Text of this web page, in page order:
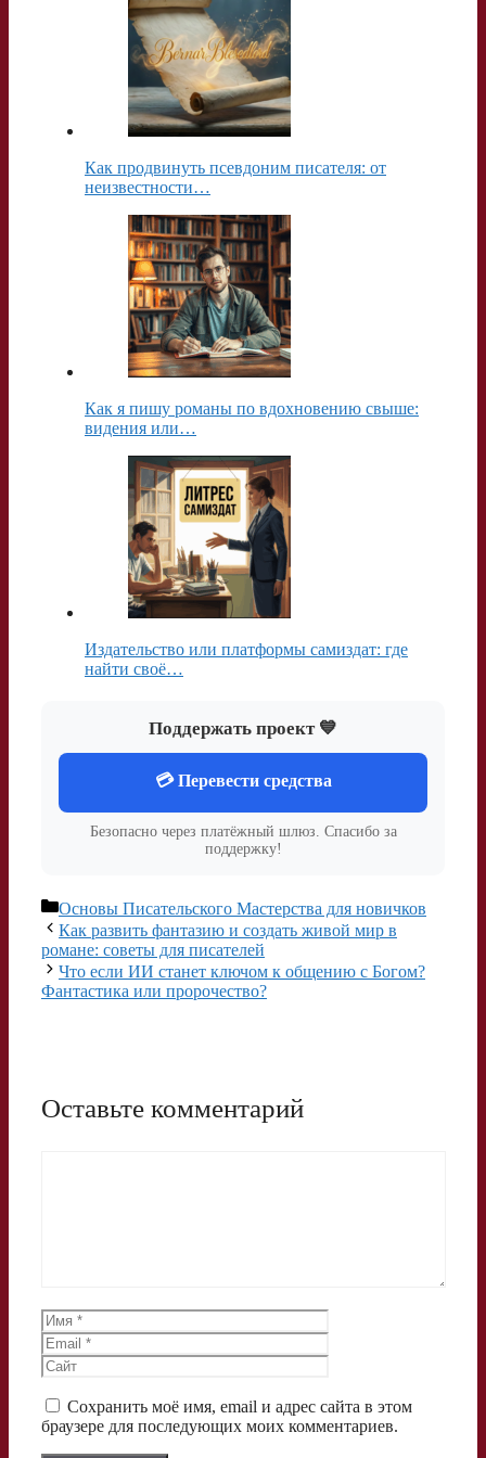
Как продвинуть псевдоним писателя: от
неизвестности…
Как я пишу романы по вдохновению свыше:
видения или…
Издательство или платформы самиздат: где
найти своё…
Поддержать проект 💙
💳 Перевести средства
Безопасно через платёжный шлюз. Спасибо за
поддержку!
Рубрики
Основы Писательского Мастерства для новичков
Как развить фантазию и создать живой мир в
романе: советы для писателей
Что если ИИ станет ключом к общению с Богом?
Фантастика или пророчество?
Оставьте комментарий
Имя
Сохранить моё имя, email и адрес сайта в этом
браузере для последующих моих комментариев.